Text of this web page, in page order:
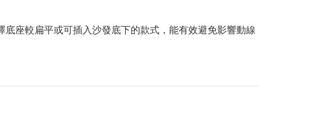
座較扁平或可插入沙發底下的款式，能有效避免影響動線